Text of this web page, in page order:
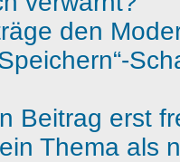
den
Beitrag erst
Thema als